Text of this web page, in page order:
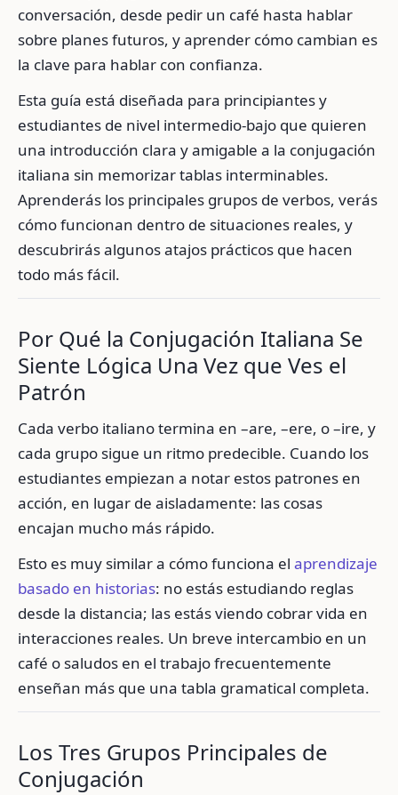
conversación, desde pedir un café hasta hablar
sobre planes futuros, y aprender cómo cambian es
la clave para hablar con confianza.
Esta guía está diseñada para principiantes y
estudiantes de nivel intermedio-bajo que quieren
una introducción clara y amigable a la conjugación
italiana sin memorizar tablas interminables.
Aprenderás los principales grupos de verbos, verás
cómo funcionan dentro de situaciones reales, y
descubrirás algunos atajos prácticos que hacen
todo más fácil.
Por Qué la Conjugación Italiana Se
Siente Lógica Una Vez que Ves el
Patrón
Cada verbo italiano termina en –are, –ere, o –ire, y
cada grupo sigue un ritmo predecible. Cuando los
estudiantes empiezan a notar estos patrones en
acción, en lugar de aisladamente: las cosas
encajan mucho más rápido.
Esto es muy similar a cómo funciona el aprendizaje
basado en historias: no estás estudiando reglas
desde la distancia; las estás viendo cobrar vida en
interacciones reales. Un breve intercambio en un
café o saludos en el trabajo frecuentemente
enseñan más que una tabla gramatical completa.
Los Tres Grupos Principales de
Conjugación